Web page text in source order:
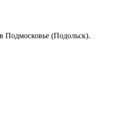
Подмосковье (Подольск).